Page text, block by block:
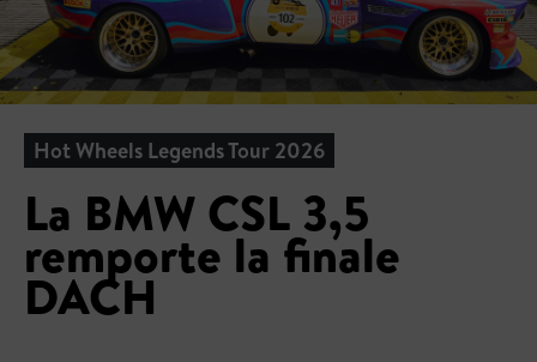
Hot Wheels Legends Tour 2026
La BMW CSL 3,5
remporte la finale
DACH